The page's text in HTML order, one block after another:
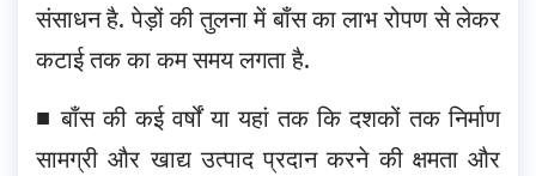
संसाधन है. पेड़ों की तुलना में बाँस का लाभ रोपण से लेकर
कटाई तक का कम समय लगता है.
■ बाँस की कई वर्षों या यहां तक कि दशकों तक निर्माण
सामग्री और खाद्य उत्पाद प्रदान करने की क्षमता और